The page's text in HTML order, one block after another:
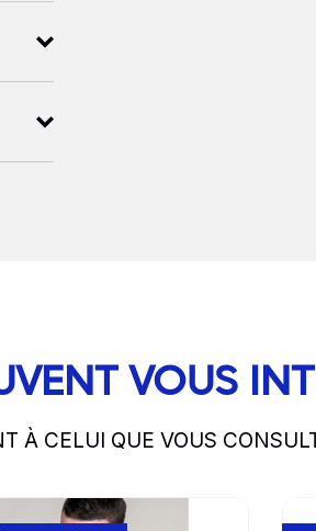
VOUS
À CELUI QUE VOUS